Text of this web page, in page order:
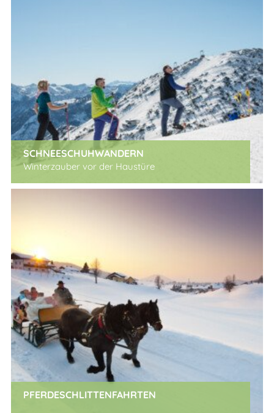
SCHNEESCHUHWANDERN
Winterzauber vor der Haustüre
x
PFERDESCHLITTENFAHRTEN